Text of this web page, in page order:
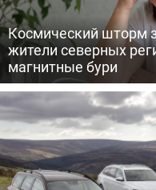
Космический шторм
жители северных
магнитные бури